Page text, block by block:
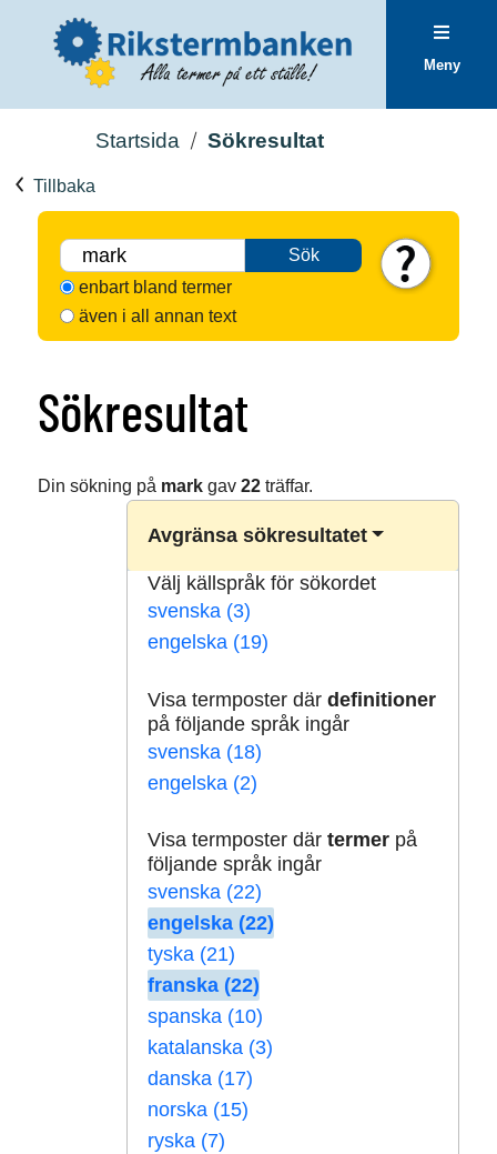
Meny
Startsida Sökresultat
Tillbaka
Sök
enbart bland termer
även i all annan text
Sökresultat
Din sökning på markgav 22träffar.
Avgränsa sökresultatet
Välj källspråk för sökordet
svenska (3)
engelska (19)
Visa termposter där definitioner
på följande språk ingår
svenska (18)
engelska (2)
Visa termposter där termerpå
följande språk ingår
svenska (22)
engelska (22)
tyska (21)
franska (22)
spanska (10)
katalanska (3)
danska (17)
norska (15)
ryska (7)